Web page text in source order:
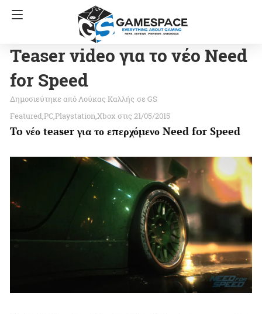
Teaser video για το νέο Need
for Speed
Λούκας Καλλής σε GS
FeaturedPCPlaystationXbox στις 21/05/2015
To νέο teaser για το επερχόμενο Need for Speed